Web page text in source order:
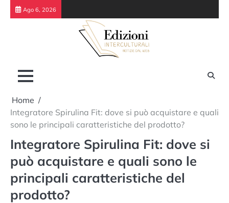
Skip
Ago 6, 2026
Home
Integratore Spirulina Fit: dove si può acquistare e quali
sono le principali caratteristiche del prodotto?
Integratore Spirulina Fit: dove si
può acquistare e quali sono le
principali caratteristiche del
prodotto?